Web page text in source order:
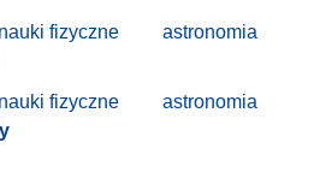
nauki fizyczne
astronomia
nauki fizyczne
astronomia